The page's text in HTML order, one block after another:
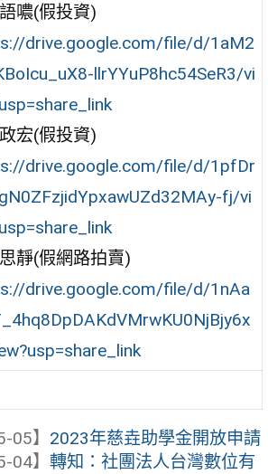
噥(假投資)
drive.google.com/file/d/1aM2
llrYYuP8hc54SeR3/vi
宏(假投資)
drive.google.com/file/d/1pfDr
fj/vi
靜(假網路拍賣)
drive.google.com/file/d/1nAa
05】 2023年慈垚助學金開放申請
04】 轉知：社團法人台灣數位有